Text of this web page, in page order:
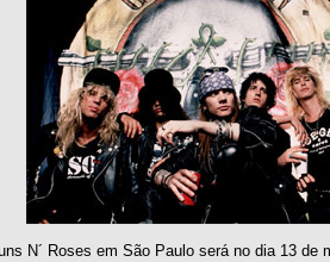
N´ Roses em São Paulo será no dia 13 de